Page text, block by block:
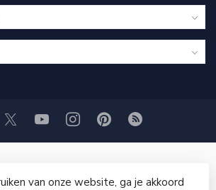
van onze website, ga je akkoord